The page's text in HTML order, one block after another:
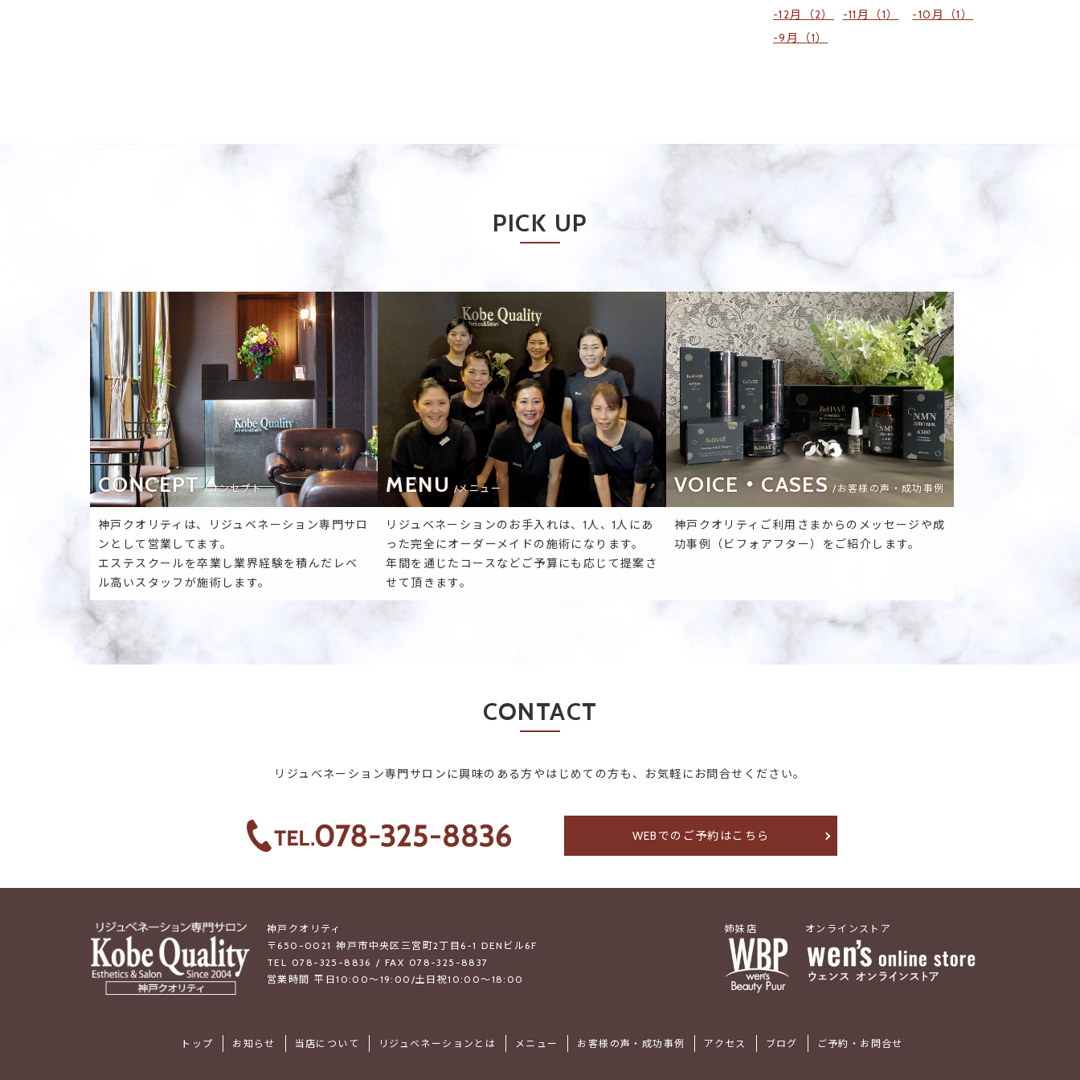
12月（2）
11月（1）
10月（1）
9月（1）
PICK UP
CONCEPT /コンセプト
神戸クオリティは、リジュベネーション専門サロ
ンとして営業してます。
エステスクールを卒業し業界経験を積んだレベ
ル高いスタッフが施術します。
MENU /メニュー
リジュベネーションのお手入れは、1人、1人にあ
った完全にオーダーメイドの施術になります。
年間を通じたコースなどご予算にも応じて提案さ
せて頂きます。
VOICE・CASES /お客様の声・成功事例
神戸クオリティご利用さまからのメッセージや成
功事例（ビフォアフター）をご紹介します。
CONTACT
リジュベネーション専門サロンに興味のある方やはじめての方も、お気軽にお問合せください。
WEBでのご予約はこちら
神戸クオリティ
〒650-0021 神戸市中央区三宮町2丁目6-1 DENビル6F
TEL 078-325-8836 / FAX 078-325-8837
営業時間 平日10:00～19:00/土日祝10:00～18:00
姉妹店 オンラインストア
トップ お知らせ 当店について リジュベネーションとは メニュー お客様の声・成功事例 アクセス ブログ ご予約・お問合せ